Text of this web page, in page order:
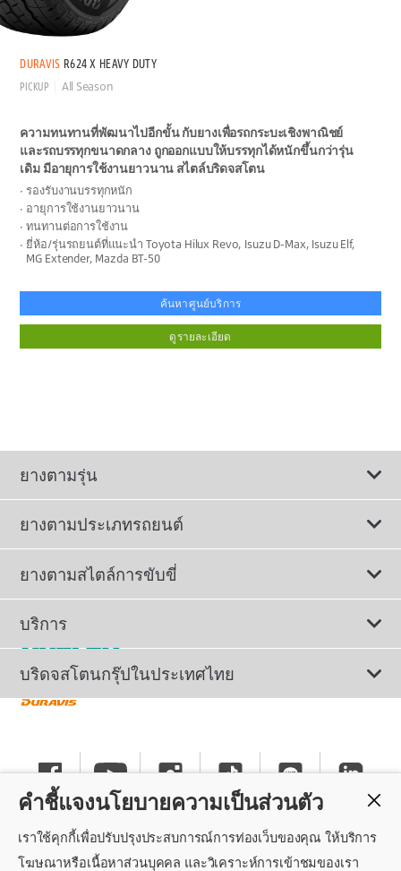
DURAVIS R624 X HEAVY DUTY
PICKUP All Season
ความทนทานที่พัฒนาไปอีกขั้น กับยางเพื่อรถกระบะเชิงพาณิชย์
และรถบรรทุกขนาดกลาง ถูกออกแบบให้บรรทุกได้หนักขึ้นกว่ารุ่น
เดิม มีอายุการใช้งานยาวนาน สไตล์บริดจสโตน
รองรับงานบรรทุกหนัก
อายุการใช้งานยาวนาน
ทนทานต่อการใช้งาน
ยี่ห้อ/รุ่นรถยนต์ที่แนะนำ Toyota Hilux Revo, Isuzu D-Max, Isuzu Elf,
MG Extender, Mazda BT-50
ค้นหาศูนย์บริการ
ดูรายละเอียด
คำชี้แจงนโยบายความเป็นส่วนตัว
เราใช้คุกกี้เพื่อปรับปรุงประสบการณ์การท่องเว็บของคุณ ให้บริการ
โฆษณาหรือเนื้อหาส่วนบุคคล และวิเคราะห์การเข้าชมของเรา
ยางตามรุ่น
ยางตามประเภทรถยนต์
ดูยางทั้งหมด
ยางรถยนต์นั่ง
ยางรถ SUV/CUV/4x4
ยางรถบรรทุกและรถโดยสาร
แค็ตตาล็อกยางรถยนต์
ยางตามสไตล์การขับขี่
ยางรถยนต์นุ่มเงียบ
ยางสปอร์ตสมรรถนะสูง
ยางรถยนต์ประหยัดน้ำมัน
ยางรถออฟโรด
ยางรันแฟลต
บริการ
ติดต่อเรา
คำแนะนำทั่วไปเกี่ยวกับการใช้ยาง
นโยบายความเป็นส่วนตัว
บริดจสโตนกรุ๊ปในประเทศไทย
ข่าวประชาสัมพันธ์
ร่วมงานกับบริดจสโตน
ศูนย์บริการค็อกพิท